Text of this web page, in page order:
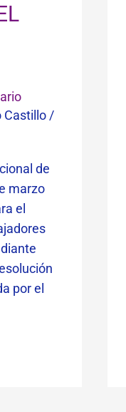
Castillo/
de
marzo
el
por el